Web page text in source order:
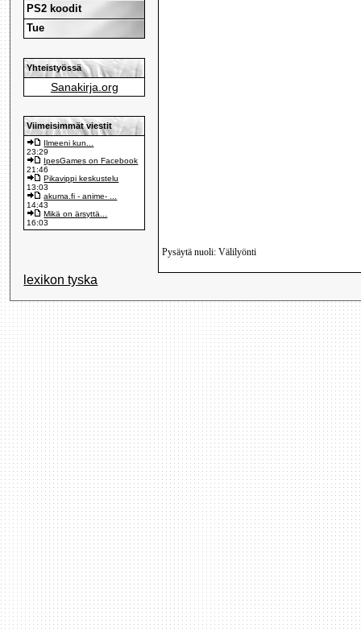
PS2 koodit
Tue
Yhteistyössä
Sanakirja.org
Viimeisimmät viestit
Ilmeeni kun...
23:29
IpesGames on Facebook
21:46
Pikavippi keskustelu
13:03
akuma.fi - anime- ...
14:43
Mikä on ärsyttä...
16:03
Pysäytä nuoli: Välilyönti
lexikon tyska